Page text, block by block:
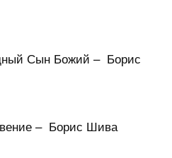
Сын Божий – Борис
– Борис Шива